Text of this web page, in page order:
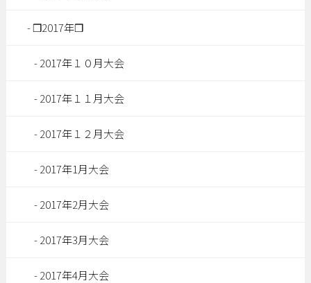
❒2017年❒
2017年１０月大会
2017年１１月大会
2017年１２月大会
2017年1月大会
2017年2月大会
2017年3月大会
2017年4月大会